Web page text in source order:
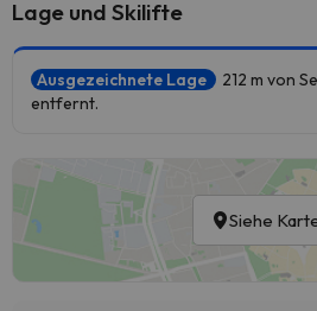
Lage und Skilifte
Ausgezeichnete Lage
212 m von
entfernt.
Siehe